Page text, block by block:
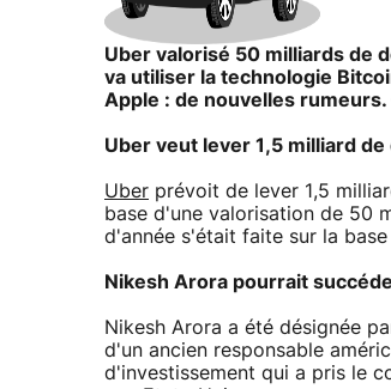
Uber valorisé 50 milliards de
va utiliser la technologie
Apple : de nouvelles
Uber veut lever 1,5 milliard
Uber prévoit de lever 1,5
base d'une valorisation de 50
d'année s'était faite sur la
Nikesh Arora pourrait
Nikesh Arora a été désignée
d'un ancien responsable
d'investissement qui a pris le